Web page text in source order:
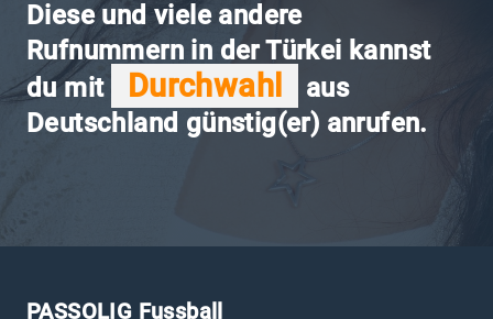
Diese und viele andere
Rufnummern in der Türkei kannst
du mit
Durchwahl
aus
Deutschland günstig(er) anrufen.
PASSOLIG Fussball